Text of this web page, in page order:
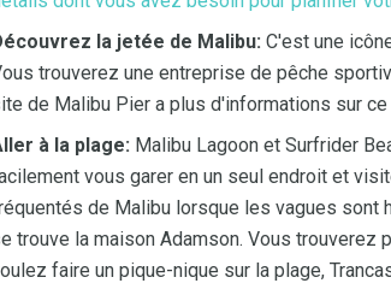
la jetée de Malibu: C'est une
trouverez une entreprise de pêche
de Malibu Pier a plus d'informations sur
à la plage: Malibu Lagoon et Surfrider
vous garer en un seul endroit et
de Malibu lorsque les vagues sont
trouve la maison Adamson. Vous trouverez
faire un pique-nique sur la plage,